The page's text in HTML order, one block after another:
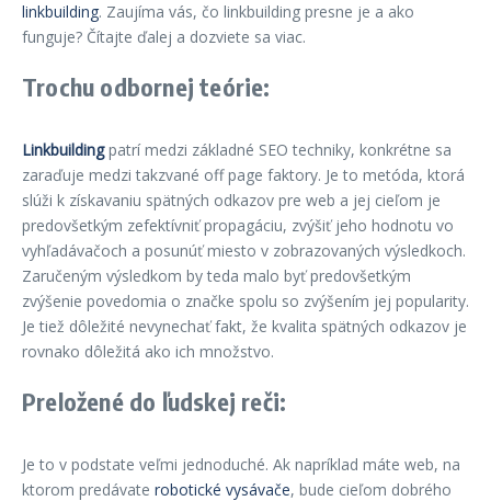
linkbuilding. Zaujíma vás, čo linkbuilding presne je a ako
funguje? Čítajte ďalej a dozviete sa viac.
Trochu odbornej teórie:
Linkbuildingpatrí medzi základné SEO techniky, konkrétne sa
zaraďuje medzi takzvané off page faktory. Je to metóda, ktorá
slúži k získavaniu spätných odkazov pre web a jej cieľom je
predovšetkým zefektívniť propagáciu, zvýšiť jeho hodnotu vo
vyhľadávačoch a posunúť miesto v zobrazovaných výsledkoch.
Zaručeným výsledkom by teda malo byť predovšetkým
zvýšenie povedomia o značke spolu so zvýšením jej popularity.
Je tiež dôležité nevynechať fakt, že kvalita spätných odkazov je
rovnako dôležitá ako ich množstvo.
Preložené do ľudskej reči:
Je to v podstate veľmi jednoduché. Ak napríklad máte web, na
ktorom predávate robotické vysávače, bude cieľom dobrého